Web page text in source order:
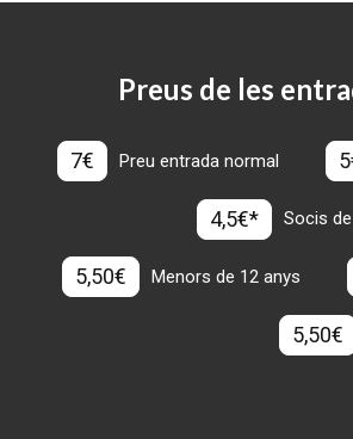
Preus de les
7€ Preu entrada normal
4,5€* Socis
5,50€ Menors de 12 anys
5,50€